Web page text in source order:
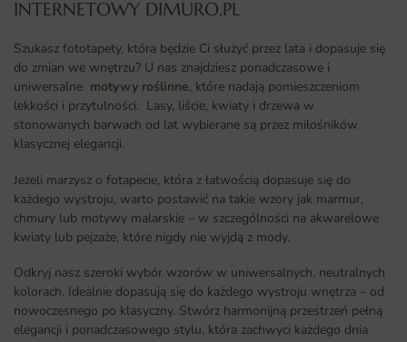
INTERNETOWY DIMURO.PL​
Szukasz fototapety, która będzie Ci służyć przez lata i dopasuje się
do zmian we wnętrzu? U nas znajdziesz ponadczasowe i
uniwersalne motywy roślinne, które nadają pomieszczeniom
lekkości i przytulności. Lasy, liście, kwiaty i drzewa w
stonowanych barwach od lat wybierane są przez miłośników
klasycznej elegancji.
Jeżeli marzysz o fotapecie, która z łatwością dopasuje się do
każdego wystroju, warto postawić na takie wzory jak marmur,
chmury lub motywy malarskie – w szczególności na akwarelowe
kwiaty lub pejzaże, które nigdy nie wyjdą z mody.
Odkryj nasz szeroki wybór wzorów w uniwersalnych, neutralnych
kolorach. Idealnie dopasują się do każdego wystroju wnętrza – od
nowoczesnego po klasyczny. Stwórz harmonijną przestrzeń pełną
elegancji i ponadczasowego stylu, która zachwyci każdego dnia